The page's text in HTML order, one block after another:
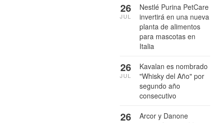
Nestlé Purina PetCare
invertirá en una nueva
planta de alimentos
para mascotas en
Italia
26
JUL
Kavalan es nombrado
"Whisky del Año" por
segundo año
consecutivo
26
JUL
Arcor y Danone
26